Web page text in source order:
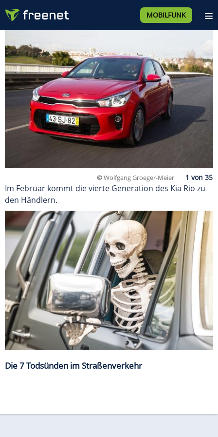
MOBILFUNK
©Wolfgang Groeger-Meier
Im Februar kommt die vierte Generation des Kia Rio zu
den Händlern.
Die 7 Todsünden im Straßenverkehr